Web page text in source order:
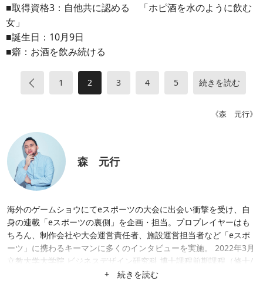
■取得資格3：自他共に認める 「ホピ酒を水のように飲む
女」
■誕生日：10月9日
■癖：お酒を飲み続ける
1 2 3 4 5 続きを読む
《森 元行》
森 元行
海外のゲームショウにてeスポーツの大会に出会い衝撃を受け、自
身の連載「eスポーツの裏側」を企画・担当。プロプレイヤーはも
ちろん、制作会社や大会運営責任者、施設運営担当者など「eスポ
ーツ」に携わるキーマンに多くのインタビューを実施。 2022年3月
立教大学大学院 ビジネスデザイン研究科 博士課程前期課程（修士/
+ 続きを読む